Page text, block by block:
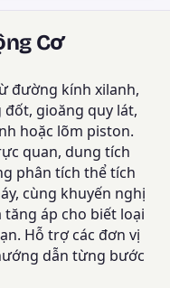
Cơ
đường kính xilanh,
gioăng quy lát,
hoặc lõm piston.
quan, dung tích
phân tích thể tích
cùng khuyến nghị
tăng áp cho biết loại
Hỗ trợ các đơn vị
dẫn từng bước